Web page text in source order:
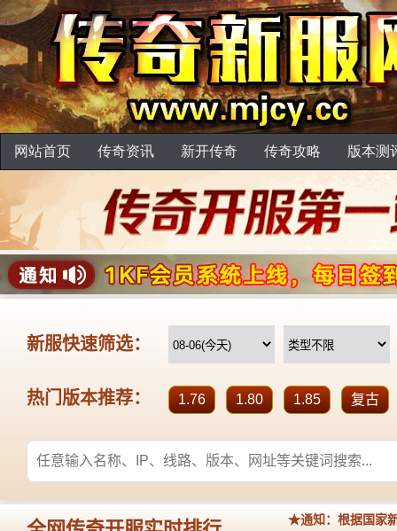
网站首页 传奇资讯 新开传奇 传奇攻略 版本测